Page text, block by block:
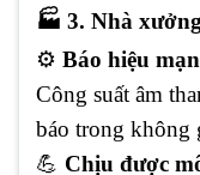
🏭 3. Nhà
⚙ Báo hiệu
Công suất âm
báo trong không
💪 Chịu được